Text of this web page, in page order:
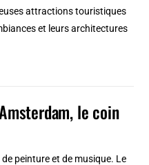
attractions touristiques
et leurs architectures
le coin
peinture et de musique. Le